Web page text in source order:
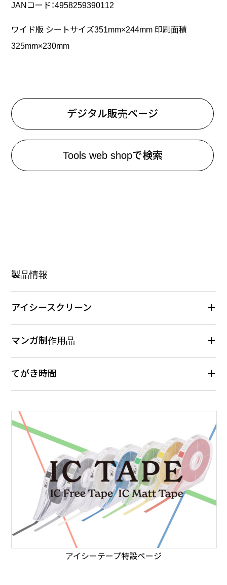
製品情報
アイシースクリーン
マンガ制作用品
てがき時間
アイシーテープ特設ページ
JANコード：4958259390112
ワイド版 シートサイズ351mm×244mm 印刷面積
325mm×230mm
デジタル販売ページ
Tools web shopで検索